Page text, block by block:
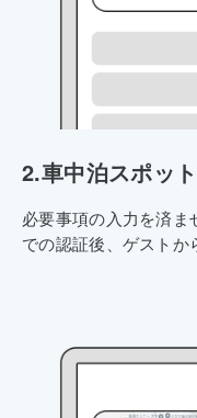
2.車中泊スポッ
必要事項の入力を済ま
での認証後、ゲストか